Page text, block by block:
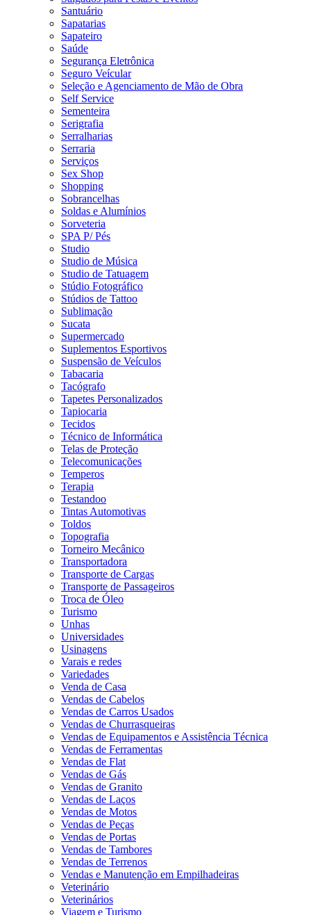
Santuário
Sapatarias
Sapateiro
Saúde
Segurança Eletrônica
Seguro Veícular
Seleção e Agenciamento de Mão de Obra
Self Service
Sementeira
Serigrafia
Serralharias
Serraria
Serviços
Sex Shop
Shopping
Sobrancelhas
Soldas e Alumínios
Sorveteria
SPA P/ Pés
Studio
Studio de Música
Studio de Tatuagem
Stúdio Fotográfico
Stúdios de Tattoo
Sublimação
Sucata
Supermercado
Suplementos Esportivos
Suspensão de Veículos
Tabacaria
Tacógrafo
Tapetes Personalizados
Tapiocaria
Tecidos
Técnico de Informática
Telas de Proteção
Telecomunicações
Temperos
Terapia
Testandoo
Tintas Automotivas
Toldos
Topografia
Torneiro Mecânico
Transportadora
Transporte de Cargas
Transporte de Passageiros
Troca de Óleo
Turismo
Unhas
Universidades
Usinagens
Varais e redes
Variedades
Venda de Casa
Vendas de Cabelos
Vendas de Carros Usados
Vendas de Churrasqueiras
Vendas de Equipamentos e Assistência Técnica
Vendas de Ferramentas
Vendas de Flat
Vendas de Gás
Vendas de Granito
Vendas de Laços
Vendas de Motos
Vendas de Peças
Vendas de Portas
Vendas de Tambores
Vendas de Terrenos
Vendas e Manutenção em Empilhadeiras
Veterinário
Veterinários
Viagem e Turismo